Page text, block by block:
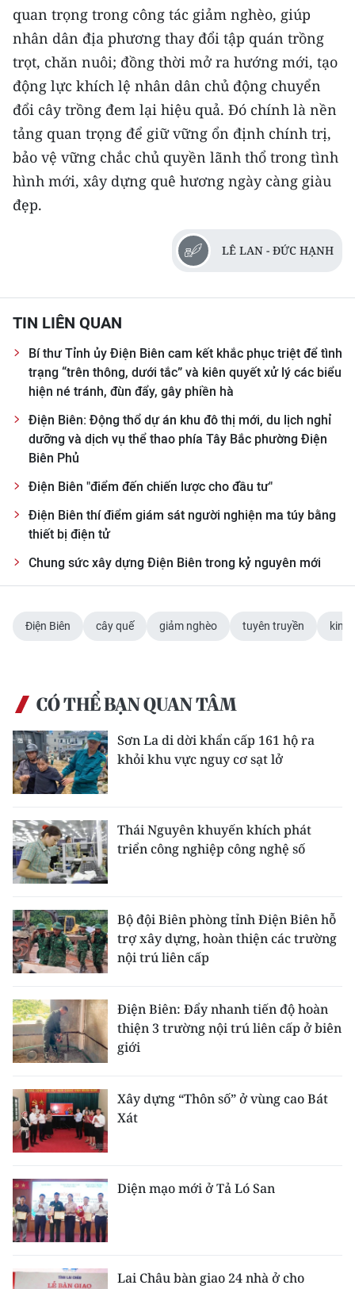
quan trọng trong công tác giảm nghèo, giúp
nhân dân địa phương thay đổi tập quán trồng
trọt, chăn nuôi; đồng thời mở ra hướng mới, tạo
động lực khích lệ nhân dân chủ động chuyển
đổi cây trồng đem lại hiệu quả. Đó chính là nền
tảng quan trọng để giữ vững ổn định chính trị,
bảo vệ vững chắc chủ quyền lãnh thổ trong tình
hình mới, xây dựng quê hương ngày càng giàu
đẹp.
LÊ LAN - ĐỨC HẠNH
TIN LIÊN QUAN
Bí thư Tỉnh ủy Điện Biên cam kết khắc phục triệt để tình
trạng “trên thông, dưới tắc” và kiên quyết xử lý các biểu
hiện né tránh, đùn đẩy, gây phiền hà
Điện Biên: Động thổ dự án khu đô thị mới, du lịch nghỉ
dưỡng và dịch vụ thể thao phía Tây Bắc phường Điện
Biên Phủ
Điện Biên "điểm đến chiến lược cho đầu tư"
Điện Biên thí điểm giám sát người nghiện ma túy bằng
thiết bị điện tử
Chung sức xây dựng Điện Biên trong kỷ nguyên mới
Điện Biên cây quế giảm nghèo tuyên truyền kinh
CÓ THỂ BẠN QUAN TÂM
Sơn La di dời khẩn cấp 161 hộ ra
khỏi khu vực nguy cơ sạt lở
Thái Nguyên khuyến khích phát
triển công nghiệp công nghệ số
Bộ đội Biên phòng tỉnh Điện Biên hỗ
trợ xây dựng, hoàn thiện các trường
nội trú liên cấp
Điện Biên: Đẩy nhanh tiến độ hoàn
thiện 3 trường nội trú liên cấp ở biên
giới
Xây dựng “Thôn số” ở vùng cao Bát
Xát
Diện mạo mới ở Tả Ló San
Lai Châu bàn giao 24 nhà ở cho